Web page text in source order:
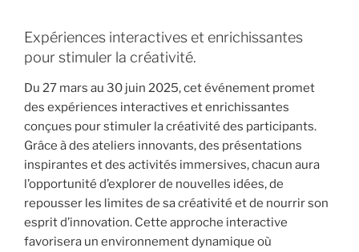
Expériences interactives et enrichissantes
pour stimuler la créativité.
Du 27 mars au 30 juin 2025, cet événement promet
des expériences interactives et enrichissantes
conçues pour stimuler la créativité des participants.
Grâce à des ateliers innovants, des présentations
inspirantes et des activités immersives, chacun aura
l’opportunité d’explorer de nouvelles idées, de
repousser les limites de sa créativité et de nourrir son
esprit d’innovation. Cette approche interactive
favorisera un environnement dynamique où